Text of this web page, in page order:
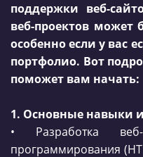
поддержки веб-
веб-проектов
особенно если у вас
портфолио. Вот
поможет вам начать:
1. Основные навыки
• Разработка
программирования